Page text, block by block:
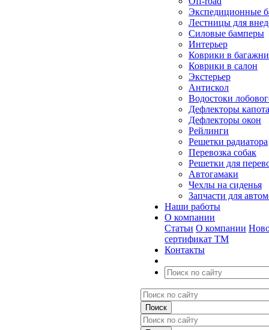
Экспедиционные
Лестницы для
Силовые бамперы
Интерьер
Коврики в
Коврики в салон
Экстерьер
Антискол
Водостоки
Дефлекторы капота
Дефлекторы окон
Рейлинги
Решетки радиатора
Перевозка собак
Решетки для
Автогамаки
Чехлы на сиденья
Запчасти для
Наши работы
О компании
Статьи О компании
сертификат ТМ
Контакты